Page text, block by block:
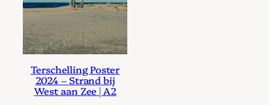
Terschelling Poster
2024 – Strand bij
West aan Zee | A2